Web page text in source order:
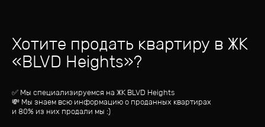
Хотите продать квартиру в ЖК
«BLVD Heights»?
✅ Мы специализируемся на ЖК BLVD Heights
💸 Мы знаем всю информацию о проданных квартирах
и 80% из них продали мы :)